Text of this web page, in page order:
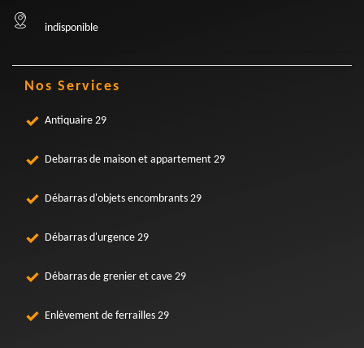
indisponible
Nos Services
Antiquaire 29
Debarras de maison et appartement 29
Débarras d'objets encombrants 29
Débarras d'urgence 29
Débarras de grenier et cave 29
Enlèvement de ferrailles 29